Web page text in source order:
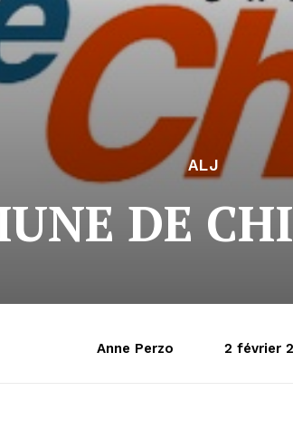
ALJ
DE
Anne Perzo 2 février